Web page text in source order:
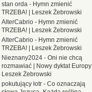
stan orda - Hymn zmienić
TRZEBA! | Leszek Żebrowski
AlterCabrio - Hymn zmienić
TRZEBA! | Leszek Żebrowski
AlterCabrio - Hymn zmienić
TRZEBA! | Leszek Żebrowski
Nieznany2024 - Oni nie chcą
rozmawiać | Nowy dyktat Europy |
Leszek Żebrowski
pokutujący łotr - Co oznaczają